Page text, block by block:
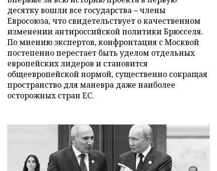
десятку вошли все государства – члены
Евросоюза, что свидетельствует о качественном
изменении антироссийской политики Брюсселя.
По мнению экспертов, конфронтация с Москвой
постепенно перестает быть уделом отдельных
европейских лидеров и становится
общеевропейской нормой, существенно сокращая
пространство для маневра даже наиболее
осторожных стран ЕС.